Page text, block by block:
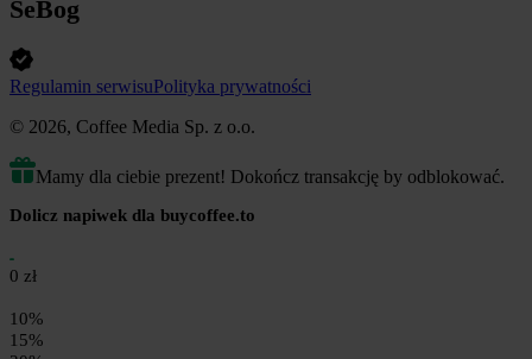
SeBog
Regulamin serwisuPolityka prywatności
© 2026, Coffee Media Sp. z o.o.
Mamy dla ciebie prezent! Dokończ transakcję by odblokować.
Dolicz napiwek dla buycoffee.to
0 zł
10%
15%